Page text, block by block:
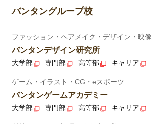
バンタングループ校
ファッション・ヘアメイク・デザイン・映像
バンタンデザイン研究所
大学部 専門部 高等部 キャリア
ゲーム・イラスト・CG・eスポーツ
バンタンゲームアカデミー
大学部 専門部 高等部 キャリア